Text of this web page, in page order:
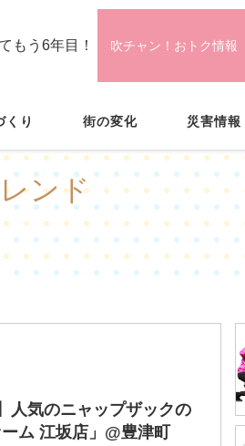
もう6年目！ 吹チャン！おトク情報
くり 街の変化 災害情報
ンド
人気のニャップザックの
ム 江坂店」@豊津町